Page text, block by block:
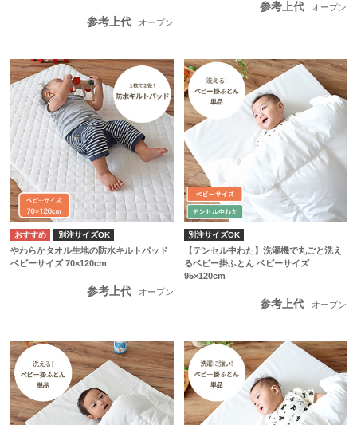
参考上代 オープン
参考上代 オープン
別注サイズOK
やわらかタオル生地の防水キルトパッド
ベビーサイズ 70×120cm
参考上代 オープン
別注サイズOK
【テンセル中わた】洗濯機で丸ごと洗え
るベビー掛ふとん ベビーサイズ
95×120cm
参考上代 オープン